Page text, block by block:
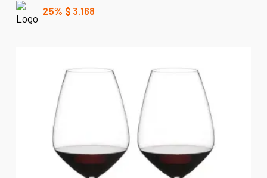
25% $ 3.168